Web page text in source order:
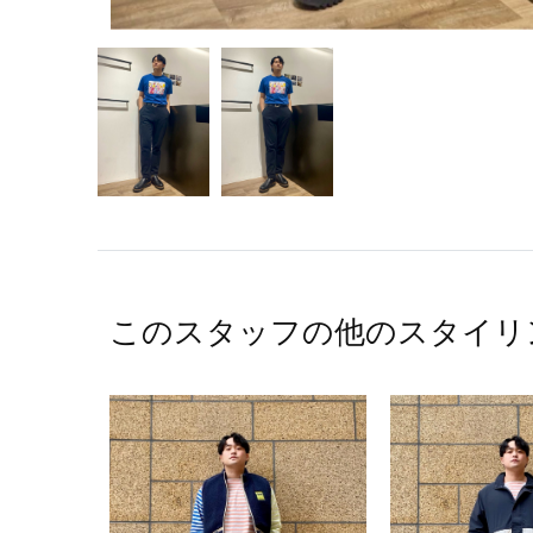
このスタッフの他のスタイ